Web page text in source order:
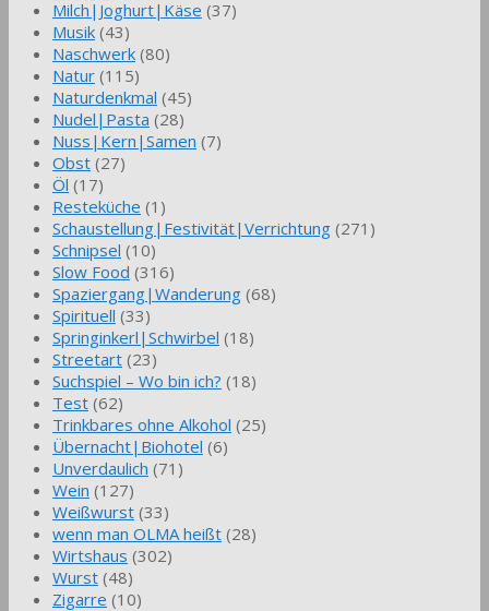
Milch|Joghurt|Käse (37)
Musik (43)
Naschwerk (80)
Natur (115)
Naturdenkmal (45)
Nudel|Pasta (28)
Nuss|Kern|Samen (7)
Obst (27)
Öl (17)
Resteküche (1)
Schaustellung|Festivität|Verrichtung (271)
Schnipsel (10)
Slow Food (316)
Spaziergang|Wanderung (68)
Spirituell (33)
Springinkerl|Schwirbel (18)
Streetart (23)
Suchspiel – Wo bin ich? (18)
Test (62)
Trinkbares ohne Alkohol (25)
Übernacht|Biohotel (6)
Unverdaulich (71)
Wein (127)
Weißwurst (33)
wenn man OLMA heißt (28)
Wirtshaus (302)
Wurst (48)
Zigarre (10)